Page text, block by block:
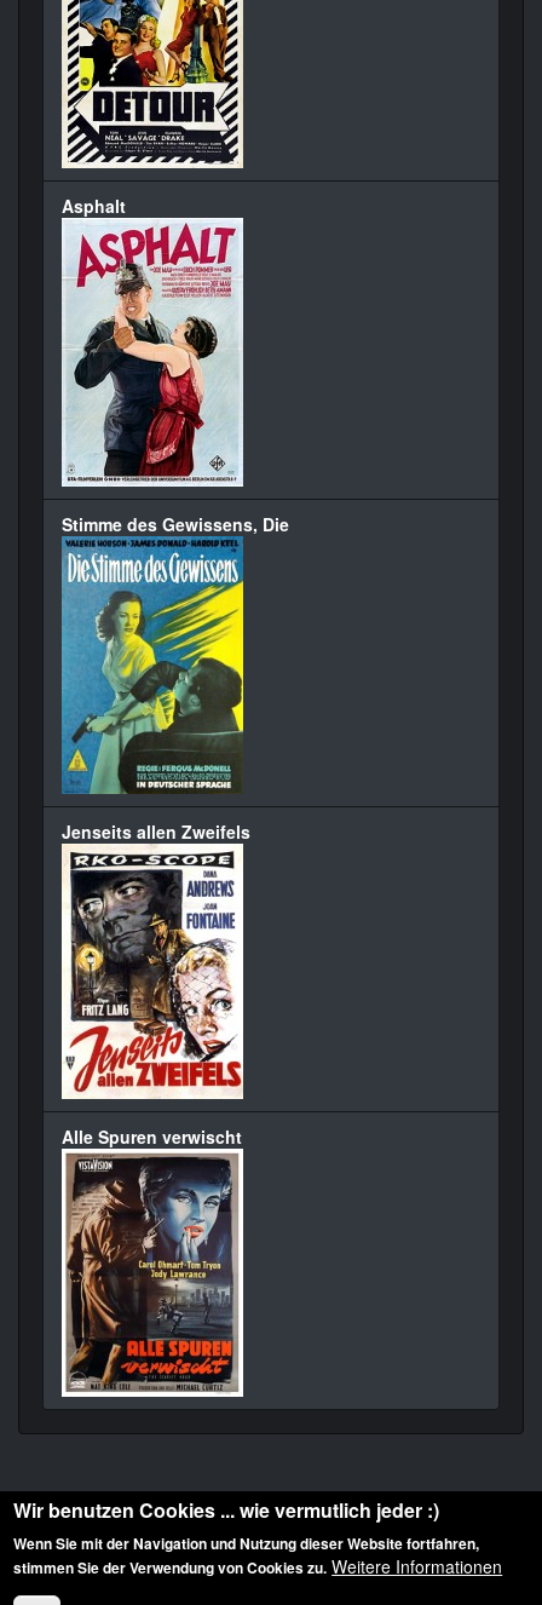
Asphalt
Stimme des Gewissens, Die
Jenseits allen Zweifels
Alle Spuren verwischt
Diese Website ist urheberrechtlich geschützt: © 2010-2026 der Film Noir de. Alle
Rechte vorbehalten.
Wir benutzen Cookies ... wie vermutlich jeder :)
Wenn Sie mit der Navigation und Nutzung dieser Website fortfahren,
stimmen Sie der Verwendung von Cookies zu. Weitere Informationen